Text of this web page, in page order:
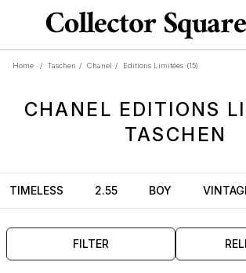
Home / Taschen / Chanel / Editions Limitées (15)
CHANEL EDITIONS
TASCHEN
TIMELESS 2.55 BOY
FILTER